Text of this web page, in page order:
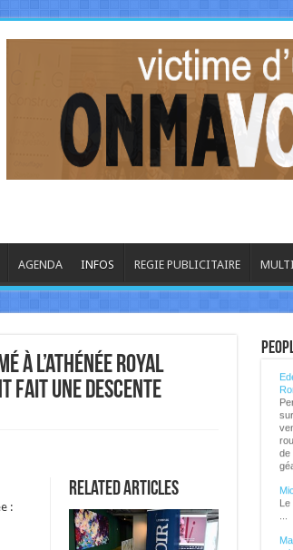
AGENDA INFOS REGIE PUBLICITAIRE
à l’athénée royal
fait une descente
Related Articles
:
de
Le
...